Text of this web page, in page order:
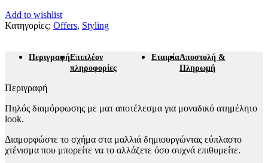
Add to wishlist
Κατηγορίες: Offers, Styling
ΠεριγραφήΕπιπλέον
πληροφορίες
ΕταιρίαΑποστολή &
Πληρωμή
Περιγραφή
Πηλός διαμόρφωσης με ματ αποτέλεσμα για μοναδικό ατημέλητο
look.
Διαμορφώστε το σχήμα στα μαλλιά δημιουργώντας εύπλαστο
χτένισμα που μπορείτε να το αλλάζετε όσο συχνά επιθυμείτε.